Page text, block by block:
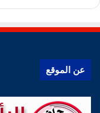
عن الموقع